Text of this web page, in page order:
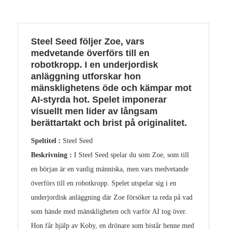
Steel Seed följer Zoe, vars
medvetande överförs till en
robotkropp. I en underjordisk
anläggning utforskar hon
mänsklighetens öde och kämpar mot
AI-styrda hot. Spelet imponerar
visuellt men lider av långsam
berättartakt och brist på originalitet.
Speltitel : Steel Seed
Beskrivning : I Steel Seed spelar du som Zoe, som till
en början är en vanlig människa, men vars medvetande
överförs till en robotkropp. Spelet utspelar sig i en
underjordisk anläggning där Zoe försöker ta reda på vad
som hände med mänskligheten och varför AI tog över.
Hon får hjälp av Koby, en drönare som bistår henne med